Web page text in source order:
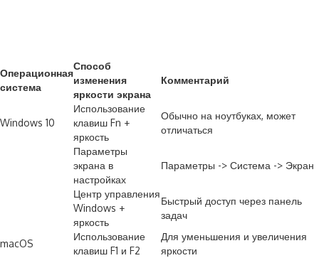
Операционная
система
Способ
изменения
яркости экрана
Комментарий
Windows 10
Использование
клавиш Fn +
яркость
Обычно на ноутбуках, может
отличаться
Параметры
экрана в
настройках
Параметры -> Система -> Экран
Центр управления
Windows +
яркость
Быстрый доступ через панель
задач
macOS
Использование
клавиш F1 и F2
Для уменьшения и увеличения
яркости